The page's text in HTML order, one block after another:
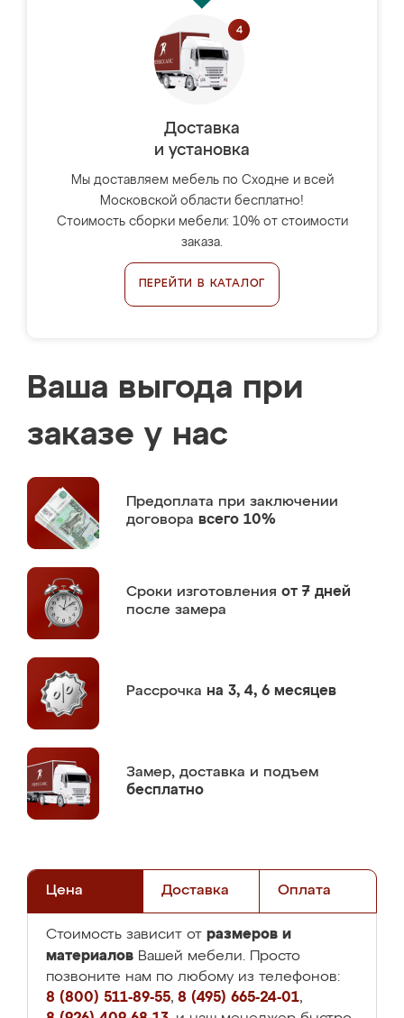
Доставка
и установка
Мы доставляем мебель по Сходне и всей
Московской области бесплатно!
Стоимость сборки мебели: 10% от стоимости
заказа.
ПЕРЕЙТИ В КАТАЛОГ
Ваша выгода при
заказе у нас
Предоплата при заключении
договора всего 10%
Сроки изготовления от 7 дней
после замера
Рассрочка на 3, 4, 6 месяцев
Замер, доставка и подъем
бесплатно
Цена Доставка Оплата
Стоимость зависит от размеров и
материалов Вашей мебели. Просто
позвоните нам по любому из телефонов:
8 (800) 511-89-55, 8 (495) 665-24-01,